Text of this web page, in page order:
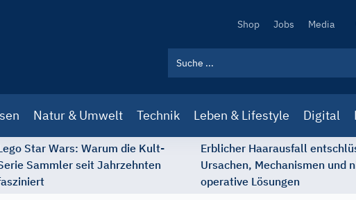
Secondary
Shop Jobs Media
Natur & Umwelt Technik Leben & Lifestyle Digital
Star Wars: Warum die Kult-
Sammler seit Jahrzehnten
Erblicher Haarausfall
Ursachen, Mechanismen und
operative Lösungen